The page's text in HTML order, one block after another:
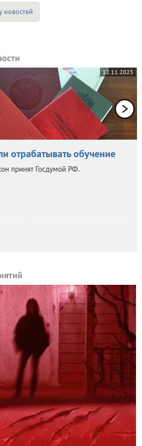
новостей
12.11.2025
отрабатывать обучение
принят Госдумой РФ.